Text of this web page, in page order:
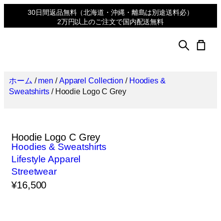
30日間返品無料（北海道・沖縄・離島は別途送料必）
2万円以上のご注文で国内配送無料
ホーム /men /Apparel Collection / Hoodies &
Sweatshirts/ Hoodie Logo C Grey
Hoodie Logo C Grey
Hoodies & Sweatshirts
Lifestyle Apparel
Streetwear
¥16,500